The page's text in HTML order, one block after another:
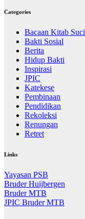
Categories
Bacaan Kitab Suci
Bakti Sosial
Berita
Hidup Bakti
Inspirasi
JPIC
Katekese
Pembinaan
Pendidikan
Rekoleksi
Renungan
Retret
Links
Yayasan PSB
Bruder Huijbergen
Bruder MTB
JPIC Bruder MTB